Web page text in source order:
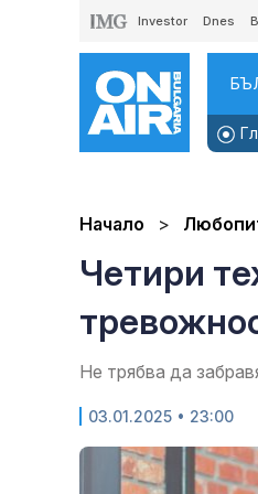
Investor Dnes
Начало
Четири
Не трябва да
03.01.2025 • 23:00